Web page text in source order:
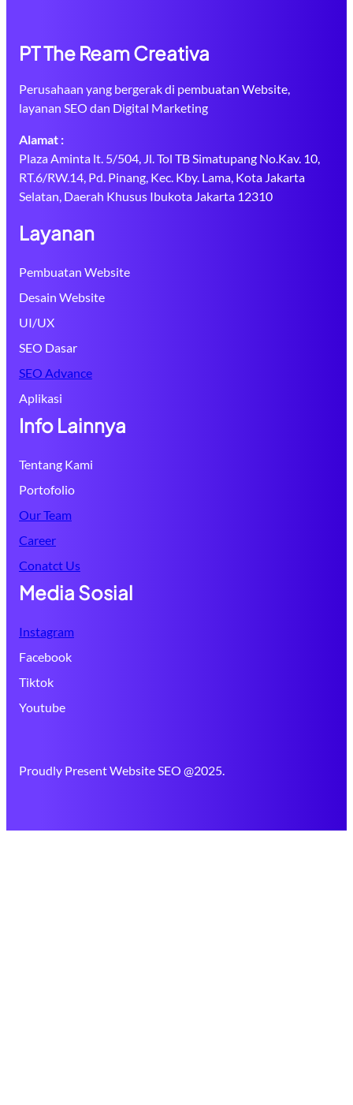
PT The Ream Creativa
Perusahaan yang bergerak di pembuatan Website,
layanan SEO dan Digital Marketing
Alamat :
Plaza Aminta lt. 5/504, Jl. Tol TB Simatupang No.Kav. 10,
RT.6/RW.14, Pd. Pinang, Kec. Kby. Lama, Kota Jakarta
Selatan, Daerah Khusus Ibukota Jakarta 12310
Layanan
Pembuatan Website
Desain Website
UI/UX
SEO Dasar
SEO Advance
Aplikasi
Info Lainnya
Tentang Kami
Portofolio
Our Team
Career
Conatct Us
Media Sosial
Instagram
Facebook
Tiktok
Youtube
Proudly Present Website SEO @2025.